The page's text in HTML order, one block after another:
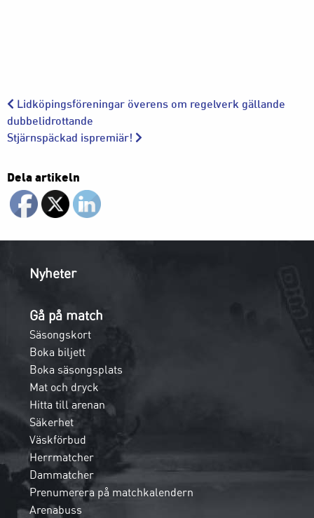
Lidköpingsföreningar överens om regelverk gällande
dubbelidrottande
Stjärnspäckad ispremiär!
Dela artikeln
Nyheter
Gå på match
Säsongskort
Boka biljett
Boka säsongsplats
Mat och dryck
Hitta till arenan
Säkerhet
Väskförbud
Herrmatcher
Dammatcher
Prenumerera på matchkalendern
Arenabuss